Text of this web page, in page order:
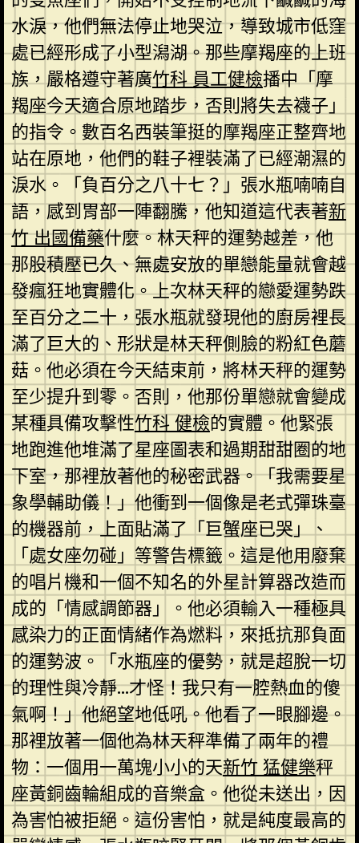
水淚，他們無法停止地哭泣，導致城市低窪
處已經形成了小型潟湖。那些摩羯座的上班
族，嚴格遵守著廣竹科 員工健檢播中「摩
羯座今天適合原地踏步，否則將失去襪子」
的指令。數百名西裝筆挺的摩羯座正整齊地
站在原地，他們的鞋子裡裝滿了已經潮濕的
淚水。「負百分之八十七？」張水瓶喃喃自
語，感到胃部一陣翻騰，他知道這代表著新
竹 出國備藥什麼。林天秤的運勢越差，他
那股積壓已久、無處安放的單戀能量就會越
發瘋狂地實體化。上次林天秤的戀愛運勢跌
至百分之二十，張水瓶就發現他的廚房裡長
滿了巨大的、形狀是林天秤側臉的粉紅色蘑
菇。他必須在今天結束前，將林天秤的運勢
至少提升到零。否則，他那份單戀就會變成
某種具備攻擊性竹科 健檢的實體。他緊張
地跑進他堆滿了星座圖表和過期甜甜圈的地
下室，那裡放著他的秘密武器。「我需要星
象學輔助儀！」他衝到一個像是老式彈珠臺
的機器前，上面貼滿了「巨蟹座已哭」、
「處女座勿碰」等警告標籤。這是他用廢棄
的唱片機和一個不知名的外星計算器改造而
成的「情感調節器」。他必須輸入一種極具
感染力的正面情緒作為燃料，來抵抗那負面
的運勢波。「水瓶座的優勢，就是超脫一切
的理性與冷靜…才怪！我只有一腔熱血的傻
氣啊！」他絕望地低吼。他看了一眼腳邊。
那裡放著一個他為林天秤準備了兩年的禮
物：一個用一萬塊小小的天新竹 猛健樂秤
座黃銅齒輪組成的音樂盒。他從未送出，因
為害怕被拒絕。這份害怕，就是純度最高的